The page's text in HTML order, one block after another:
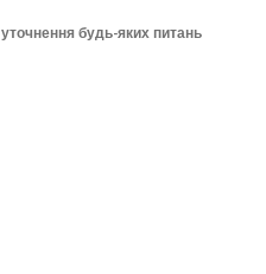
будь-яких питань